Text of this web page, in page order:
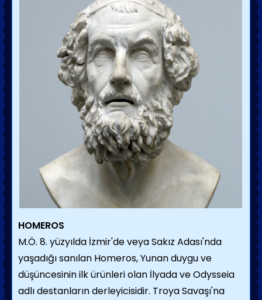
HOMEROS
M.Ö. 8. yüzyılda İzmir'de veya Sakız Adası'nda
yaşadığı sanılan Homeros, Yunan duygu ve
düşüncesinin ilk ürünleri olan İlyada ve Odysseia
adlı destanların derleyicisidir. Troya Savaşı'na